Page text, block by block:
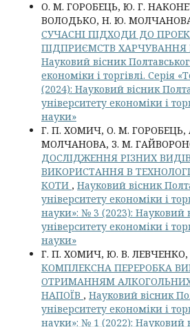
О. М. ГОРОБЕЦЬ, Ю. Г.
ВОЛОДЬКО, Н. Ю.
СУЧАСНІ ПІДХОДИ ДО
ПІДПРИЄМСТВ ХАРЧУВАННЯ
Науковий вісник
економіки і торгівлі. Серія
(2024): Науковий вісник
університету економіки і
науки»
Г. П. ХОМИЧ, О. М.
МОЛЧАНОВА, З. М.
ДОСЛІДЖЕННЯ РІЗНИХ
ВИКОРИСТАННЯ В
КОТИ , Науковий вісник
університету економіки і
науки»: № 3 (2023): Науковий
університету економіки і
науки»
Г. П. ХОМИЧ, Ю. В. ЛЕВЧЕНКО,
КОМПЛЕКСНА ПЕРЕРОБКА
ОТРИМАННЯМ АЛКОГОЛЬНИХ
НАПОЇВ , Науковий вісник
університету економіки і
науки»: № 1 (2022): Науковий